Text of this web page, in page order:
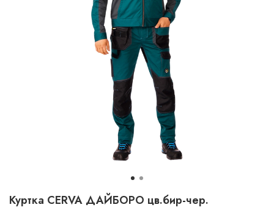
Куртка CERVA ДАЙБОРО цв.бир-чер.